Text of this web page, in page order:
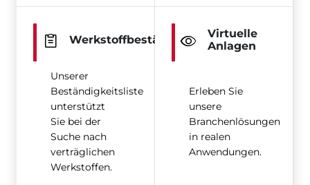
Werkstoffbeständigkeit
Unserer
Beständigkeitsliste
unterstützt
Sie bei der
Suche nach
verträglichen
Werkstoffen.
Virtuelle
Anlagen
Erleben Sie
unsere
Branchenlösungen
in realen
Anwendungen.